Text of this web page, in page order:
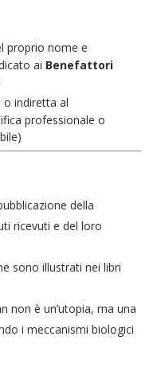
proprio nome e
ai Benefattori
o indiretta al
professionale o
della
ricevuti e del loro
sono illustrati nei libri
non è un’utopia, ma una
i meccanismi biologici